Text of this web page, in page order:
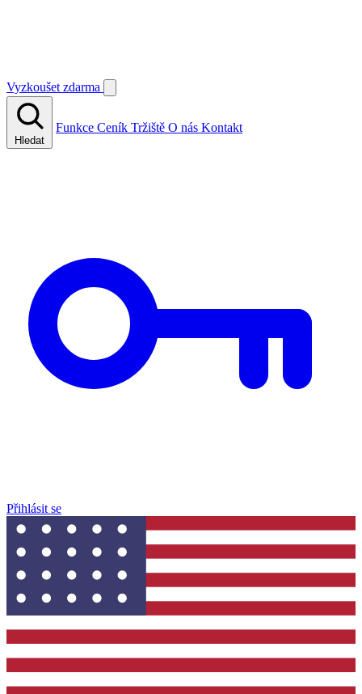
Vyzkoušet zdarma
Hledat
Funkce Ceník Tržiště O nás Kontakt
Přihlásit se